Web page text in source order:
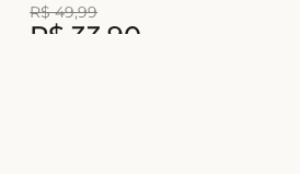
R$ 49,99
R$ 33 90